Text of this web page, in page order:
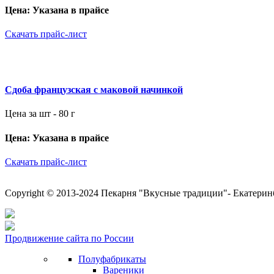
Цена: Указана в прайсе
Скачать прайс-лист
Сдоба французская с маковой начинкой
Цена за шт - 80 г
Цена: Указана в прайсе
Скачать прайс-лист
Copyright © 2013-2024 Пекарня "Вкусные традиции"-
Продвижение сайта по России
Полуфабрикаты
Вареники